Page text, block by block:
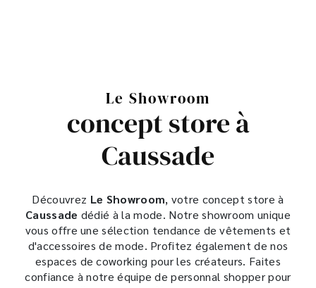
Le Showroom
concept store à
Caussade
Découvrez Le Showroom, votre concept store à
Caussade dédié à la mode. Notre showroom unique
vous offre une sélection tendance de vêtements et
d'accessoires de mode. Profitez également de nos
espaces de coworking pour les créateurs. Faites
confiance à notre équipe de personnal shopper pour